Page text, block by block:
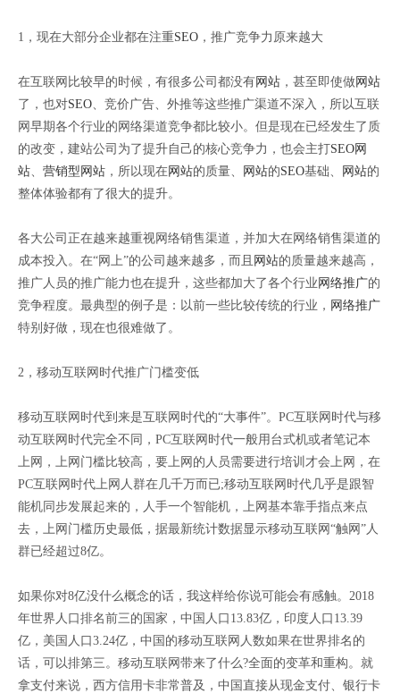
1，现在大部分企业都在注重SEO ，推广竞争力原来越大
在互联网比较早的时候，有很多公司都没有网站 ，甚至即使做网站
了，也对SEO 、竞价广告、外推等这些推广渠道不深入，所以互联
网早期各个行业的网络渠道竞争都比较小。但是现在已经发生了质
的改变，建站公司为了提升自己的核心竞争力，也会主打SEO网
站
营销型网站 ，所以现在网站的质量、 网站的SEO基础、 网站的
整体体验都有了很大的提升。
各大公司正在越来越重视网络销售渠道，并加大在网络销售渠道的
成本投入。在“网上”的公司越来越多，而且 网站的质量越来越高，
推广人员的推广能力也在提升，这些都加大了各个行业 网络推广的
竞争程度。最典型的例子是：以前一些比较传统的行业， 网络推广
特别好做，现在也很难做了。
2，移动互联网时代推广门槛变低
移动互联网时代到来是互联网时代的“大事件”。PC互联网时代与移
动互联网时代完全不同，PC互联网时代一般用台式机或者笔记本
上网，上网门槛比较高，要上网的人员需要进行培训才会上网，在
PC互联网时代上网人群在几千万而已;移动互联网时代几乎是跟智
能机同步发展起来的，人手一个智能机，上网基本靠手指点来点
去，上网门槛历史最低，据最新统计数据显示移动互联网“触网”人
群已经超过8亿。
如果你对8亿没什么概念的话，我这样给你说可能会有感触。2018
年世界人口排名前三的国家，中国人口13.83亿，印度人口13.39
亿，美国人口3.24亿，中国的移动互联网人数如果在世界排名的
话，可以排第三。移动互联网带来了什么?全面的变革和重构。就
拿支付来说，西方信用卡非常普及，中国直接从现金支付、银行卡